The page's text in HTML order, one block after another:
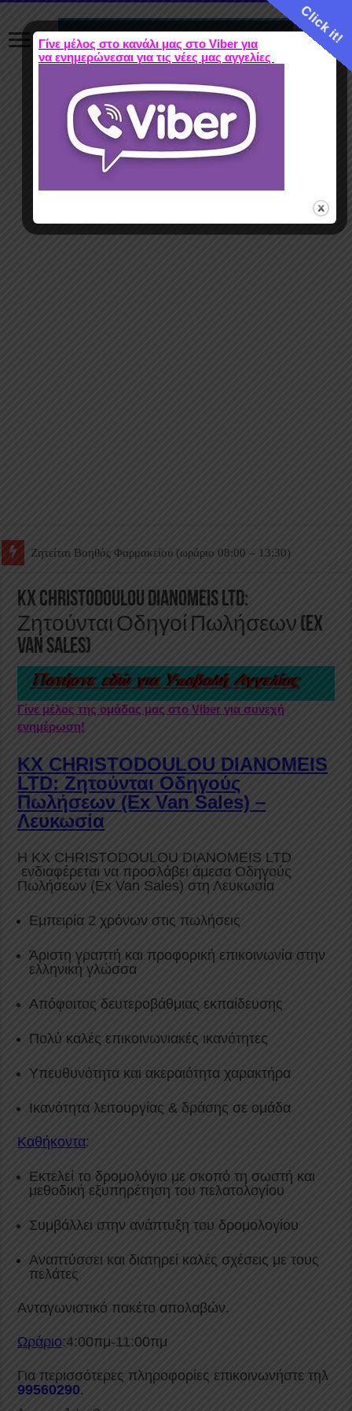
Ζητείται Βοηθός Θαλάμου
KX CHRISTODOULOU DIANOMEIS LTD:
Ζητούνται Οδηγοί Πωλήσεων (Ex
Van Sales)
Γίνε μέλος της ομάδας μας στο Viber για συνεχή
ενημέρωση!
KX CHRISTODOULOU DIANOMEIS
LTD: Ζητούνται Οδηγούς
Πωλήσεων (Ex Van Sales) –
Λευκωσία
H KX CHRISTODOULOU DIANOMEIS LTD
ενδιαφέρεται να προσλάβει άμεσα Οδηγούς
Πωλήσεων (Ex Van Sales) στη Λευκωσία
Εμπειρία 2 χρόνων στις πωλήσεις
Άριστη γραπτή και προφορική επικοινωνία στην
ελληνική γλώσσα
Απόφοιτος δευτεροβάθμιας εκπαίδευσης
Πολύ καλές επικοινωνιακές ικανότητες
Υπευθυνότητα και ακεραιότητα χαρακτήρα
Ικανότητα λειτουργίας & δράσης σε ομάδα
Καθήκοντα:
Εκτελεί το δρομολόγιο με σκοπό τη σωστή και
μεθοδική εξυπηρέτηση του πελατολογίου
Συμβάλλει στην ανάπτυξη του δρομολογίου
Αναπτύσσει και διατηρεί καλές σχέσεις με τους
πελάτες
Ανταγωνιστικό πακέτο απολαβών.
Ωράριο:4:00πμ-11:00πμ
Για περισσότερες πληροφορίες επικοινωνήστε τηλ
99560290.
Click it!
Γίνε μέλος στο κανάλι μας στο Viber για
να ενημερώνεσαι για τις νέες μας αγγελίες